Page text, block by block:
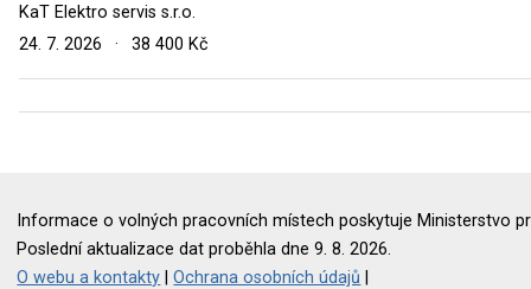
KaT Elektro servis s.r.o.
24. 7. 2026
· 38 400 Kč
Informace o volných pracovních místech poskytuje Ministerstvo
Poslední aktualizace dat proběhla dne 9. 8. 2026.
O webu a kontakty |Ochrana osobních údajů